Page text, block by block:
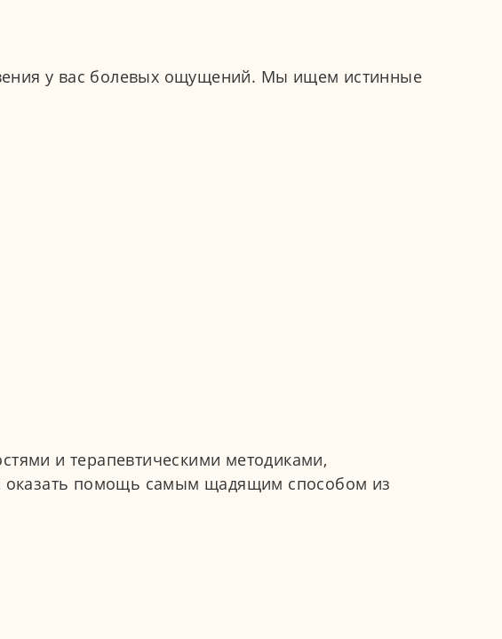
у вас болевых ощущений. Мы ищем истинные
и терапевтическими методиками,
оказать помощь самым щадящим способом из